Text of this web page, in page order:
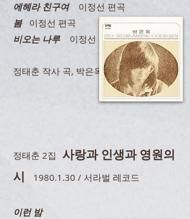
에헤라 친구여이정선 편곡
봄 이정선 편곡
비오는 나루이정선 편곡
정태춘 작사 곡, 박은옥 노래
정태춘 2집
사랑과 인생과 영원의
시
1980.1.30 / 서라벌 레코드
이런 밤